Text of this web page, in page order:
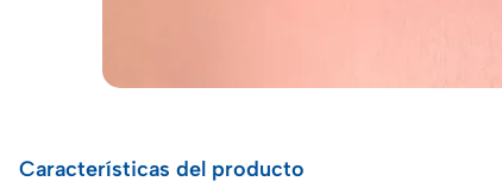
Características del producto